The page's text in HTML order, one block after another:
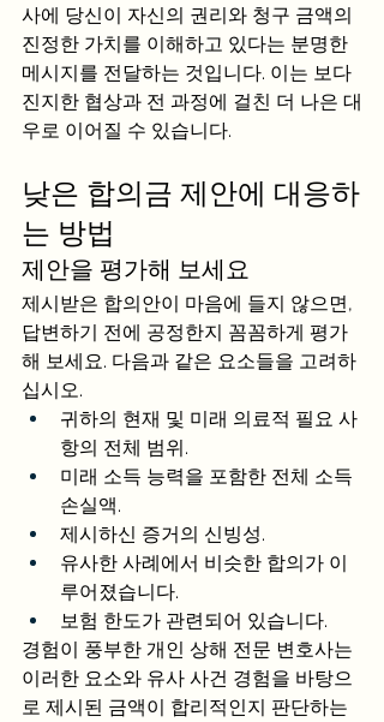
사에 당신이 자신의 권리와 청구 금액의
진정한 가치를 이해하고 있다는 분명한
메시지를 전달하는 것입니다. 이는 보다
진지한 협상과 전 과정에 걸친 더 나은 대
우로 이어질 수 있습니다.
낮은 합의금 제안에 대응하
는 방법
제안을 평가해 보세요
제시받은 합의안이 마음에 들지 않으면,
답변하기 전에 공정한지 꼼꼼하게 평가
해 보세요. 다음과 같은 요소들을 고려하
십시오.
귀하의 현재 및 미래 의료적 필요 사
항의 전체 범위.
미래 소득 능력을 포함한 전체 소득
손실액.
제시하신 증거의 신빙성.
유사한 사례에서 비슷한 합의가 이
루어졌습니다.
보험 한도가 관련되어 있습니다.
경험이 풍부한 개인 상해 전문 변호사는
이러한 요소와 유사 사건 경험을 바탕으
로 제시된 금액이 합리적인지 판단하는